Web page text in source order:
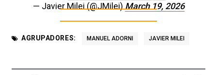
— Javier Milei (@JMilei) March 19, 2026
AGRUPADORES: MANUEL ADORNI JAVIER MILEI